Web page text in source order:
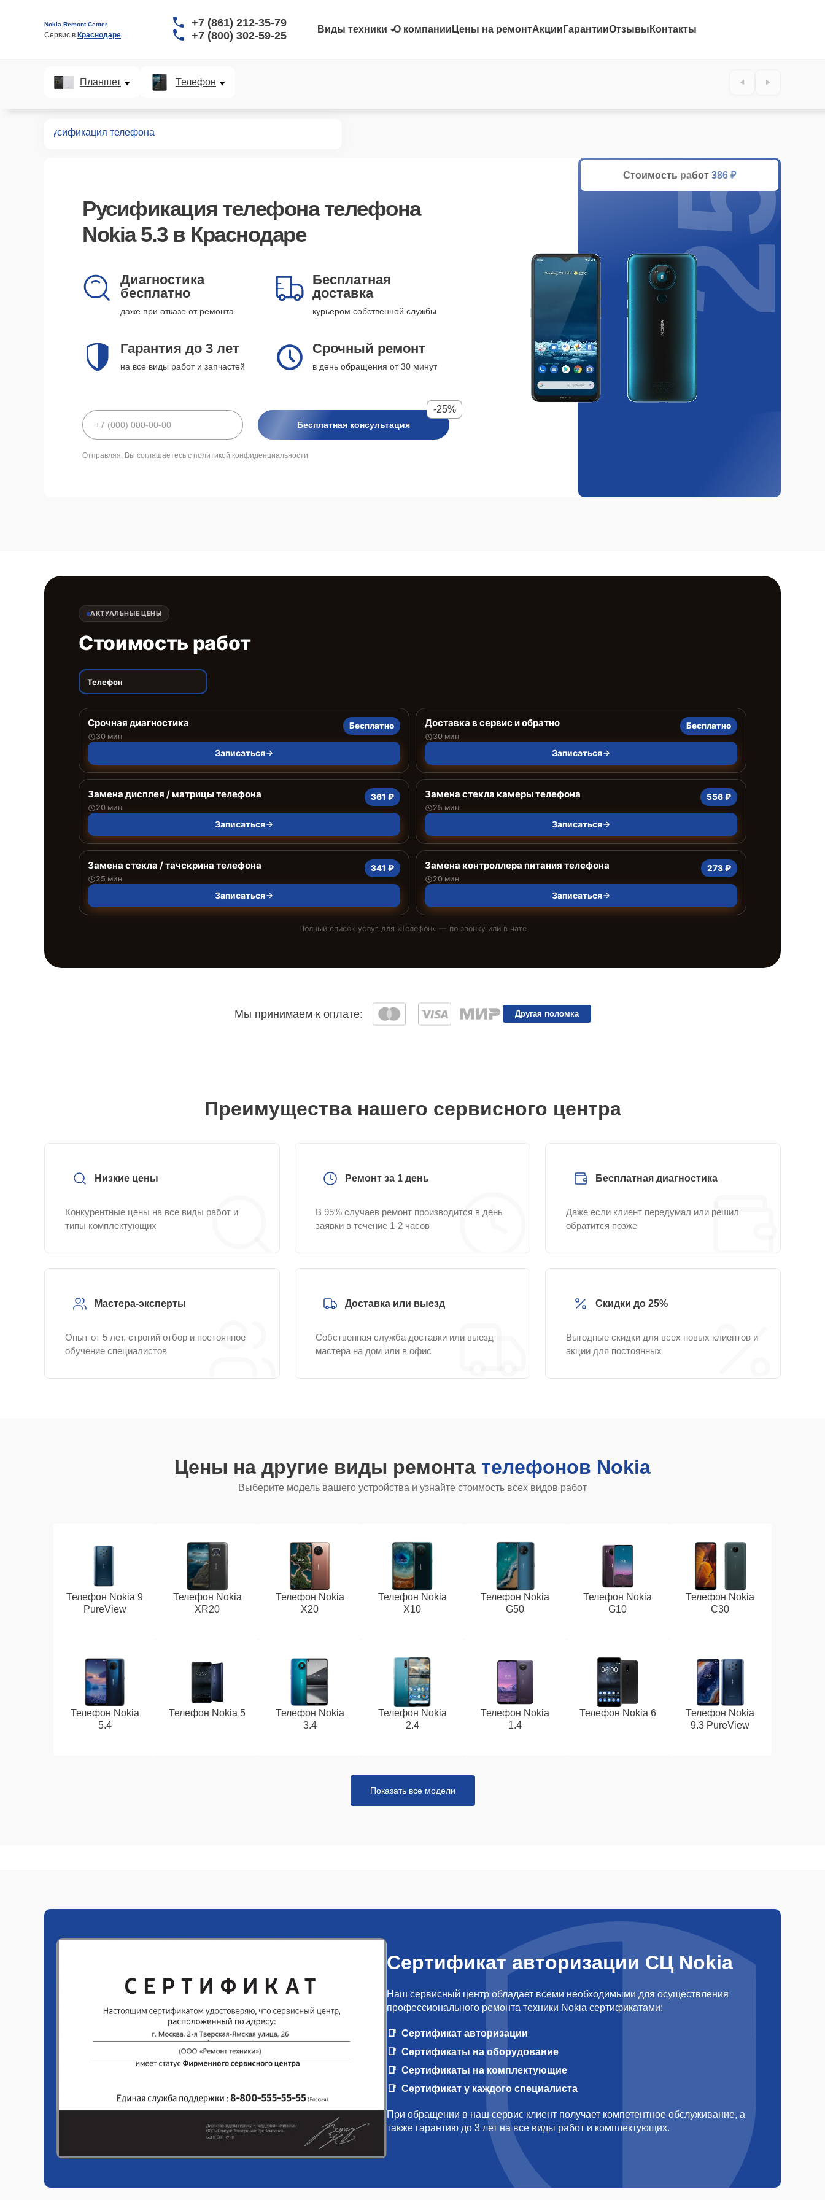
Nokia Remont Center
Сервис в Краснодаре
+7 (861) 212-35-79
+7 (800) 302-59-25
Виды техники О компании Цены на ремонтАкции ГарантииОтзывы Контакты
Планшет Телефон
Русификация телефона
Русификация телефона телефона
Nokia 5.3 в Краснодаре
Диагностика
бесплатно
даже при отказе от ремонта
Бесплатная
доставка
курьером собственной службы
Гарантия до 3 лет
на все виды работ и запчастей
Срочный ремонт
в день обращения от 30 минут
Бесплатная консультация
-25%
Отправляя, Вы соглашаетесь с политикой конфиденциальности
Стоимость работ 386 ₽
25%
АКТУАЛЬНЫЕ ЦЕНЫ
Стоимость работ
Телефон
Срочная диагностика
30 мин
Бесплатно
Записаться
Доставка в сервис и обратно
30 мин
Бесплатно
Записаться
Замена дисплея / матрицы телефона
20 мин
361 ₽
Записаться
Замена стекла камеры телефона
25 мин
556 ₽
Записаться
Замена стекла / тачскрина телефона
25 мин
341 ₽
Записаться
Замена контроллера питания телефона
20 мин
273 ₽
Записаться
Полный список услуг для «Телефон» — по звонку или в чате
Мы принимаем к оплате: Другая поломка
Преимущества нашего сервисного центра
Низкие цены
Конкурентные цены на все виды работ и
типы комплектующих
Ремонт за 1 день
В 95% случаев ремонт производится в день
заявки в течение 1-2 часов
Бесплатная диагностика
Даже если клиент передумал или решил
обратится позже
Мастера-эксперты
Опыт от 5 лет, строгий отбор и постоянное
обучение специалистов
Доставка или выезд
Собственная служба доставки или выезд
мастера на дом или в офис
Скидки до 25%
Выгодные скидки для всех новых клиентов и
акции для постоянных
Цены на другие виды ремонта телефонов Nokia
Выберите модель вашего устройства и узнайте стоимость всех видов работ
Телефон Nokia 9
PureView
Телефон Nokia
XR20
Телефон Nokia
X20
Телефон Nokia
X10
Телефон Nokia
G50
Телефон Nokia
G10
Телефон Nokia
C30
Телефон Nokia
5.4
Телефон Nokia 5
Телефон Nokia
3.4
Телефон Nokia
2.4
Телефон Nokia
1.4
Телефон Nokia 6
Телефон Nokia
9.3 PureView
Показать все модели
Сертификат авторизации СЦ Nokia
Наш сервисный центр обладает всеми необходимыми для осуществления
профессионального ремонта техники Nokia сертификатами:
Сертификат авторизации
Сертификаты на оборудование
Сертификаты на комплектующие
Сертификат у каждого специалиста
При обращении в наш сервис клиент получает компетентное обслуживание, а
также гарантию до 3 лет на все виды работ и комплектующих.